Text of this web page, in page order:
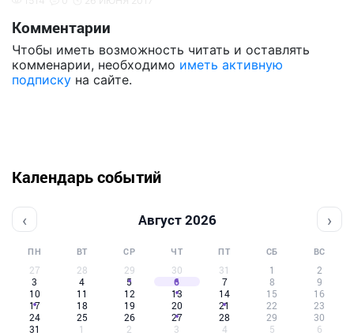
Комментарии
Чтобы иметь возможность читать и оставлять
комменарии, необходимо иметь активную
подписку на сайте.
Календарь событий
‹ Август 2026 ›
ПН ВТ СР ЧТ ПТ СБ ВС
27 28 29 30 31 1
2
3
4 5 6 7 8
9
10
11 12 13 14 15
16
17
18 19 20 21 22
23
24
25 26 27 28 29
30
31
1 2 3 4 5 6